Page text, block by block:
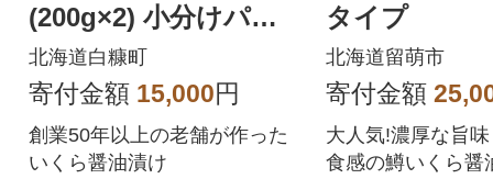
(200g×2) 小分けパッ
ク
北海道白糠町
寄付金額 15,000円
創業50年以上の老舗が作った
いくら醤油漬け
タイプ
北海道留萌市
寄付金額
大人気!濃厚な旨
食感の鱒いくら醤